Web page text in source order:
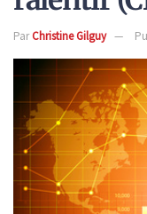
ParChristine Gilguy